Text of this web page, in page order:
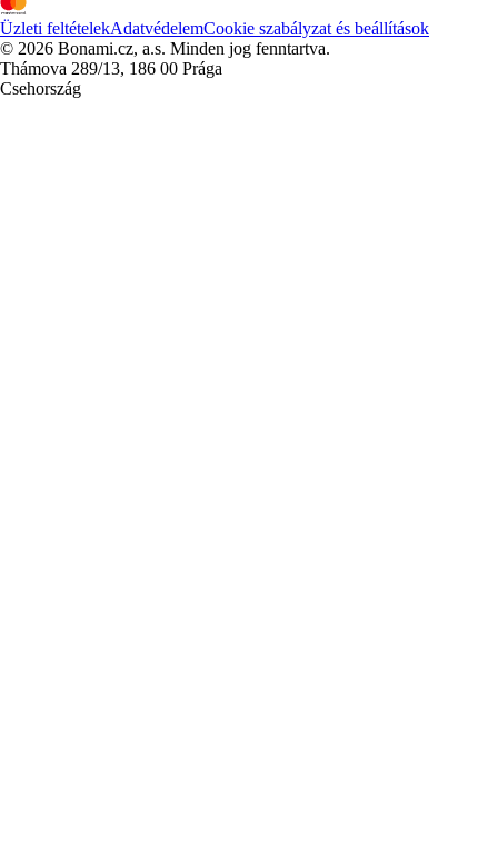
Üzleti feltételekAdatvédelemCookie szabályzat és beállítások
© 2026 Bonami.cz, a.s. Minden jog fenntartva.
Thámova 289/13, 186 00 Prága
Csehország